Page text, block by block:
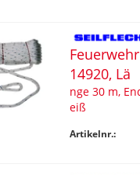
14920, Lä
nge 30 m,
eiß
Artikelnr.: